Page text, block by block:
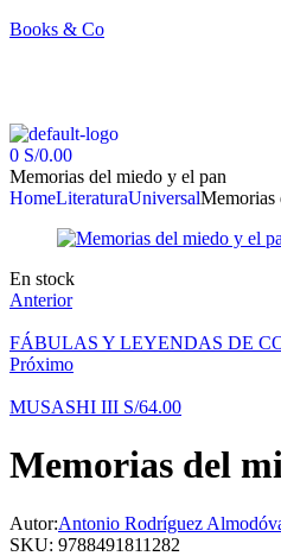
Books & Co
0 S/0.00
Memorias del miedo y el pan
HomeLiteraturaUniversalMemorias
En stock
Anterior
FÁBULAS Y LEYENDAS DE
Próximo
MUSASHI III S/64.00
Memorias del
Autor:Antonio Rodríguez
SKU: 9788491811282